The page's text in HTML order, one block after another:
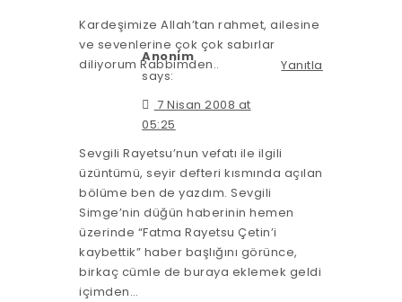
Kardeşimize Allah’tan rahmet, ailesine
ve sevenlerine çok çok sabırlar
diliyorum Rabbimden..
Yanıtla
Anonim
says:
7 Nisan 2008 at
05:25
Sevgili Rayetsu’nun vefatı ile ilgili
üzüntümü, seyir defteri kısmında açılan
bölüme ben de yazdım. Sevgili
Simge’nin düğün haberinin hemen
üzerinde “Fatma Rayetsu Çetin’i
kaybettik” haber başlığını görünce,
birkaç cümle de buraya eklemek geldi
içimden…